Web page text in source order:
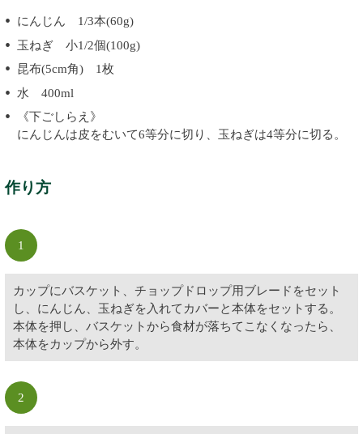
にんじん 1/3本(60g)
玉ねぎ 小1/2個(100g)
昆布(5cm角) 1枚
水 400ml
《下ごしらえ》
にんじんは皮をむいて6等分に切り、玉ねぎは4等分に切る。
作り方
1
カップにバスケット、チョップドロップ用ブレードをセット
し、にんじん、玉ねぎを入れてカバーと本体をセットする。
本体を押し、バスケットから食材が落ちてこなくなったら、
本体をカップから外す。
2